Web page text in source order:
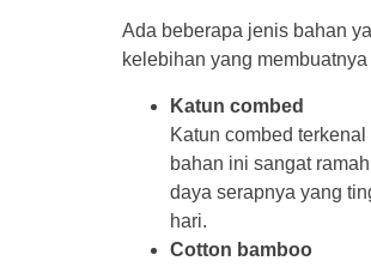
Ada beberapa jenis bahan
kelebihan yang
Katun combed
Katun combed
bahan ini sangat
daya serapnya yang
hari.
Cotton bamboo